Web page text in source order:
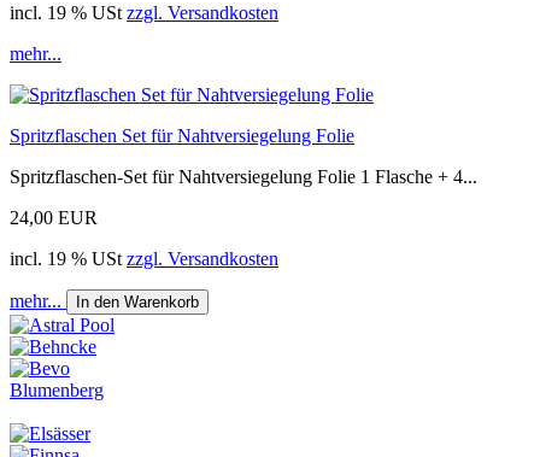
incl. 19 % USt zzgl. Versandkosten
mehr...
Spritzflaschen Set für Nahtversiegelung Folie
Spritzflaschen-Set für Nahtversiegelung Folie 1 Flasche + 4...
24,00 EUR
incl. 19 % USt zzgl. Versandkosten
mehr... In den Warenkorb
Blumenberg